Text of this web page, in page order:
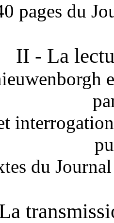
pages du
II - La
du